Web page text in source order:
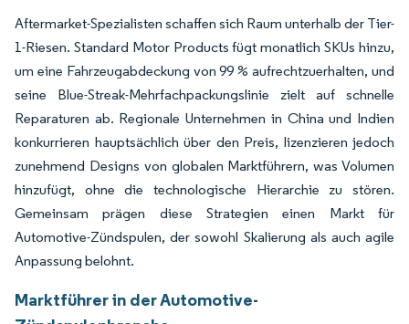
Aftermarket-Spezialisten schaffen sich Raum unterhalb der Tier-
1-Riesen. Standard Motor Products fügt monatlich SKUs hinzu,
um eine Fahrzeugabdeckung von 99 % aufrechtzuerhalten, und
seine Blue-Streak-Mehrfachpackungslinie zielt auf schnelle
Reparaturen ab. Regionale Unternehmen in China und Indien
konkurrieren hauptsächlich über den Preis, lizenzieren jedoch
zunehmend Designs von globalen Marktführern, was Volumen
hinzufügt, ohne die technologische Hierarchie zu stören.
Gemeinsam prägen diese Strategien einen Markt für
Automotive-Zündspulen, der sowohl Skalierung als auch agile
Anpassung belohnt.
Marktführer in der Automotive-